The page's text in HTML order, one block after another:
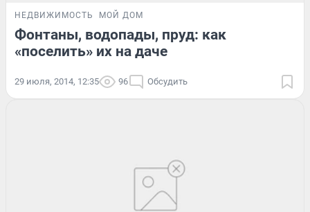
НЕДВИЖИМОСТЬ МОЙ ДОМ
Фонтаны, водопады, пруд: как
«поселить» их на даче
29 июля, 2014, 12:35 96 Обсудить